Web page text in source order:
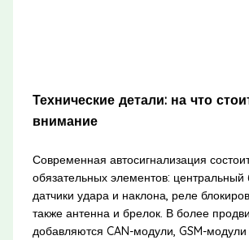
Технические детали: на что
внимание
Современная автосигнализация
обязательных элементов: центральный
датчики удара и наклона, реле
также антенна и брелок. В более
добавляются CAN-модули, GSM-модули